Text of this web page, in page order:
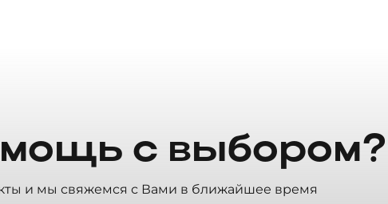
с выбором?
и мы свяжемся с Вами в ближайшее время